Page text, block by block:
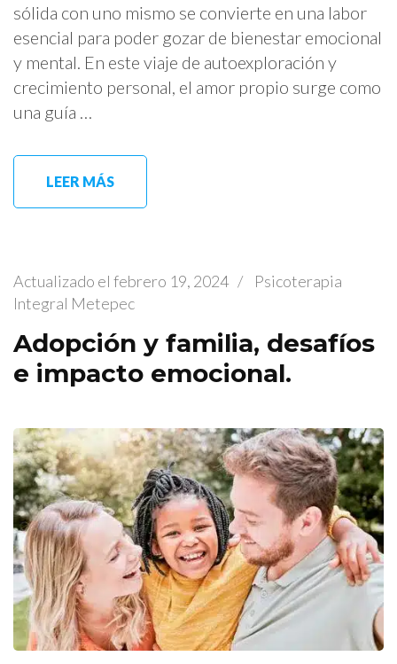
sólida con uno mismo se convierte en una labor
esencial para poder gozar de bienestar emocional
y mental. En este viaje de autoexploración y
crecimiento personal, el amor propio surge como
una guía …
LEER MÁS
Actualizado el febrero 19, 2024 /
Psicoterapia
Integral Metepec
Adopción y familia, desafíos
e impacto emocional.